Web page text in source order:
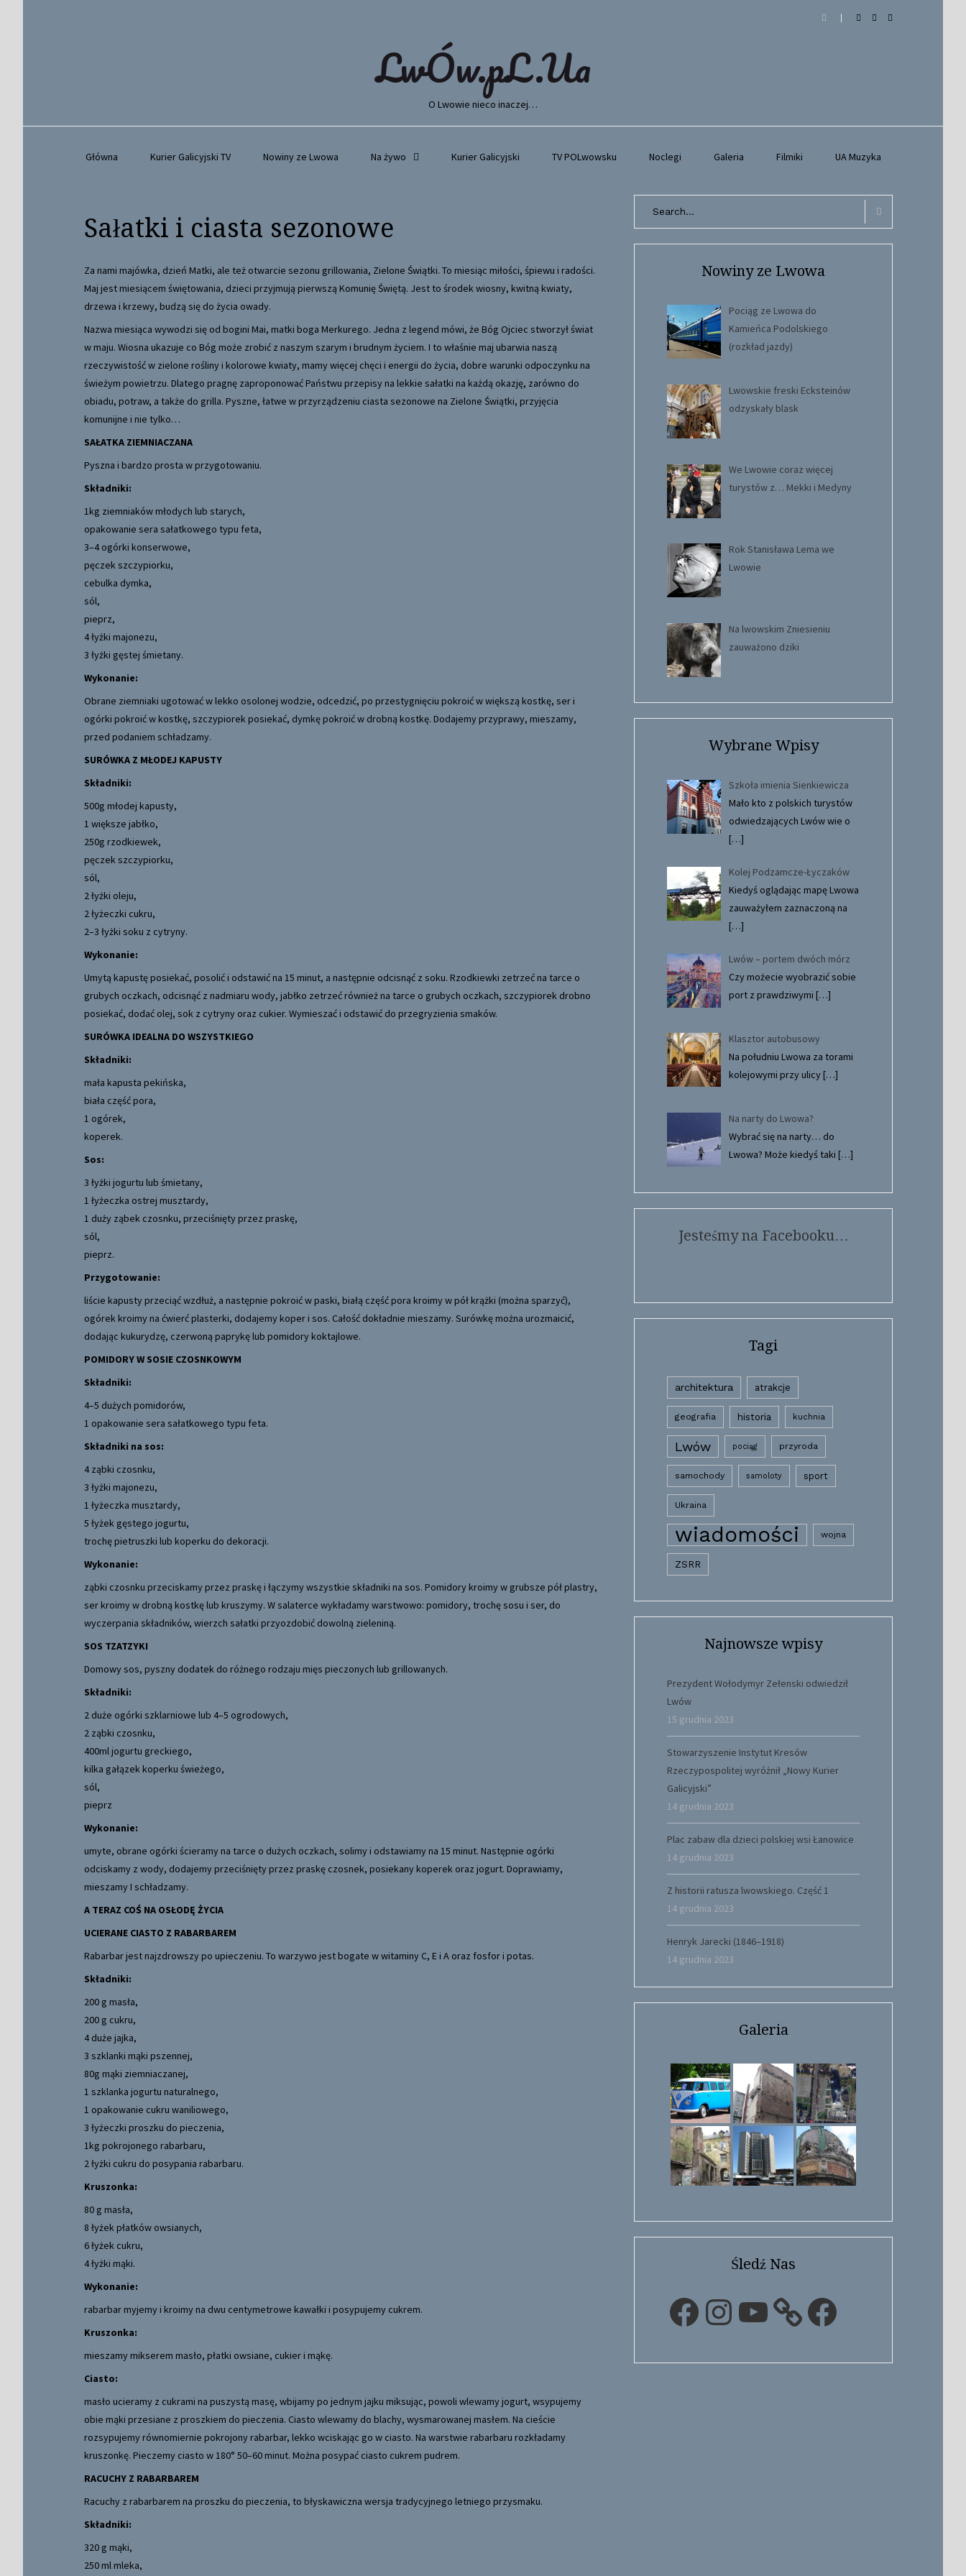
LwÓw.pL.Ua
O Lwowie nieco inaczej…
Główna Kurier Galicyjski TV Nowiny ze Lwowa Na żywo Kurier Galicyjski TV POLwowsku Noclegi Galeria Filmiki UA Muzyka
Sałatki i ciasta sezonowe
Za nami majówka, dzień Matki, ale też otwarcie sezonu grillowania, Zielone Świątki. To miesiąc miłości, śpiewu i radości.
Maj jest miesiącem świętowania, dzieci przyjmują pierwszą Komunię Świętą. Jest to środek wiosny, kwitną kwiaty,
drzewa i krzewy, budzą się do życia owady.
Nazwa miesiąca wywodzi się od bogini Mai, matki boga Merkurego. Jedna z legend mówi, że Bóg Ojciec stworzył świat
w maju. Wiosna ukazuje co Bóg może zrobić z naszym szarym i brudnym życiem. I to właśnie maj ubarwia naszą
rzeczywistość w zielone rośliny i kolorowe kwiaty, mamy więcej chęci i energii do życia, dobre warunki odpoczynku na
świeżym powietrzu. Dlatego pragnę zaproponować Państwu przepisy na lekkie sałatki na każdą okazję, zarówno do
obiadu, potraw, a także do grilla. Pyszne, łatwe w przyrządzeniu ciasta sezonowe na Zielone Świątki, przyjęcia
komunijne i nie tylko…
SAŁATKA ZIEMNIACZANA
Pyszna i bardzo prosta w przygotowaniu.
Składniki:
1kg ziemniaków młodych lub starych,
opakowanie sera sałatkowego typu feta,
3–4 ogórki konserwowe,
pęczek szczypiorku,
cebulka dymka,
sól,
pieprz,
4 łyżki majonezu,
3 łyżki gęstej śmietany.
Wykonanie:
Obrane ziemniaki ugotować w lekko osolonej wodzie, odcedzić, po przestygnięciu pokroić w większą kostkę, ser i
ogórki pokroić w kostkę, szczypiorek posiekać, dymkę pokroić w drobną kostkę. Dodajemy przyprawy, mieszamy,
przed podaniem schładzamy.
SURÓWKA Z MŁODEJ KAPUSTY
Składniki:
500g młodej kapusty,
1 większe jabłko,
250g rzodkiewek,
pęczek szczypiorku,
sól,
2 łyżki oleju,
2 łyżeczki cukru,
2–3 łyżki soku z cytryny.
Wykonanie:
Umytą kapustę posiekać, posolić i odstawić na 15 minut, a następnie odcisnąć z soku. Rzodkiewki zetrzeć na tarce o
grubych oczkach, odcisnąć z nadmiaru wody, jabłko zetrzeć również na tarce o grubych oczkach, szczypiorek drobno
posiekać, dodać olej, sok z cytryny oraz cukier. Wymieszać i odstawić do przegryzienia smaków.
SURÓWKA IDEALNA DO WSZYSTKIEGO
Składniki:
mała kapusta pekińska,
biała część pora,
1 ogórek,
koperek.
Sos:
3 łyżki jogurtu lub śmietany,
1 łyżeczka ostrej musztardy,
1 duży ząbek czosnku, przeciśnięty przez praskę,
sól,
pieprz.
Przygotowanie:
liście kapusty przeciąć wzdłuż, a następnie pokroić w paski, białą część pora kroimy w pół krążki (można sparzyć),
ogórek kroimy na ćwierć plasterki, dodajemy koper i sos. Całość dokładnie mieszamy. Surówkę można urozmaicić,
dodając kukurydzę, czerwoną paprykę lub pomidory koktajlowe.
POMIDORY W SOSIE CZOSNKOWYM
Składniki:
4–5 dużych pomidorów,
1 opakowanie sera sałatkowego typu feta.
Składniki na sos:
4 ząbki czosnku,
3 łyżki majonezu,
1 łyżeczka musztardy,
5 łyżek gęstego jogurtu,
trochę pietruszki lub koperku do dekoracji.
Wykonanie:
ząbki czosnku przeciskamy przez praskę i łączymy wszystkie składniki na sos. Pomidory kroimy w grubsze pół plastry,
ser kroimy w drobną kostkę lub kruszymy. W salaterce wykładamy warstwowo: pomidory, trochę sosu i ser, do
wyczerpania składników, wierzch sałatki przyozdobić dowolną zieleniną.
SOS TZATZYKI
Domowy sos, pyszny dodatek do różnego rodzaju mięs pieczonych lub grillowanych.
Składniki:
2 duże ogórki szklarniowe lub 4–5 ogrodowych,
2 ząbki czosnku,
400ml jogurtu greckiego,
kilka gałązek koperku świeżego,
sól,
pieprz
Wykonanie:
umyte, obrane ogórki ścieramy na tarce o dużych oczkach, solimy i odstawiamy na 15 minut. Następnie ogórki
odciskamy z wody, dodajemy przeciśnięty przez praskę czosnek, posiekany koperek oraz jogurt. Doprawiamy,
mieszamy I schładzamy.
A TERAZ COŚ NA OSŁODĘ ŻYCIA
UCIERANE CIASTO Z RABARBAREM
Rabarbar jest najzdrowszy po upieczeniu. To warzywo jest bogate w witaminy C, E i A oraz fosfor i potas.
Składniki:
200 g masła,
200 g cukru,
4 duże jajka,
3 szklanki mąki pszennej,
80g mąki ziemniaczanej,
1 szklanka jogurtu naturalnego,
1 opakowanie cukru waniliowego,
3 łyżeczki proszku do pieczenia,
1kg pokrojonego rabarbaru,
2 łyżki cukru do posypania rabarbaru.
Kruszonka:
80 g masła,
8 łyżek płatków owsianych,
6 łyżek cukru,
4 łyżki mąki.
Wykonanie:
rabarbar myjemy i kroimy na dwu centymetrowe kawałki i posypujemy cukrem.
Kruszonka:
mieszamy mikserem masło, płatki owsiane, cukier i mąkę.
Ciasto:
masło ucieramy z cukrami na puszystą masę, wbijamy po jednym jajku miksując, powoli wlewamy jogurt, wsypujemy
obie mąki przesiane z proszkiem do pieczenia. Ciasto wlewamy do blachy, wysmarowanej masłem. Na cieście
rozsypujemy równomiernie pokrojony rabarbar, lekko wciskając go w ciasto. Na warstwie rabarbaru rozkładamy
kruszonkę. Pieczemy ciasto w 180° 50–60 minut. Można posypać ciasto cukrem pudrem.
RACUCHY Z RABARBAREM
Racuchy z rabarbarem na proszku do pieczenia, to błyskawiczna wersja tradycyjnego letniego przysmaku.
Składniki:
320 g mąki,
250 ml mleka,
Search
Nowiny ze Lwowa
Pociąg ze Lwowa do
Kamieńca Podolskiego
(rozkład jazdy)
Lwowskie freski Ecksteinów
odzyskały blask
We Lwowie coraz więcej
turystów z… Mekki i Medyny
Rok Stanisława Lema we
Lwowie
Na lwowskim Zniesieniu
zauważono dziki
Wybrane Wpisy
Szkoła imienia Sienkiewicza
Mało kto z polskich turystów
odwiedzających Lwów wie o
[…]
Kolej Podzamcze-Łyczaków
Kiedyś oglądając mapę Lwowa
zauważyłem zaznaczoną na
[…]
Lwów – portem dwóch mórz
Czy możecie wyobrazić sobie
port z prawdziwymi […]
Klasztor autobusowy
Na południu Lwowa za torami
kolejowymi przy ulicy[…]
Na narty do Lwowa?
Wybrać się na narty… do
Lwowa? Może kiedyś taki […]
Jesteśmy na Facebooku…
Tagi
architektura atrakcje
geografia historia kuchnia
Lwów pociąg przyroda
samochody samoloty sport
Ukraina
wiadomości wojna
ZSRR
Najnowsze wpisy
Prezydent Wołodymyr Zełenski odwiedził
Lwów
15 grudnia 2023
Stowarzyszenie Instytut Kresów
Rzeczypospolitej wyróżnił „Nowy Kurier
Galicyjski”
14 grudnia 2023
Plac zabaw dla dzieci polskiej wsi Łanowice
14 grudnia 2023
Z historii ratusza lwowskiego. Część 1
14 grudnia 2023
Henryk Jarecki (1846–1918)
14 grudnia 2023
Galeria
Śledź Nas
FacebookInstagramYouTube Facebook